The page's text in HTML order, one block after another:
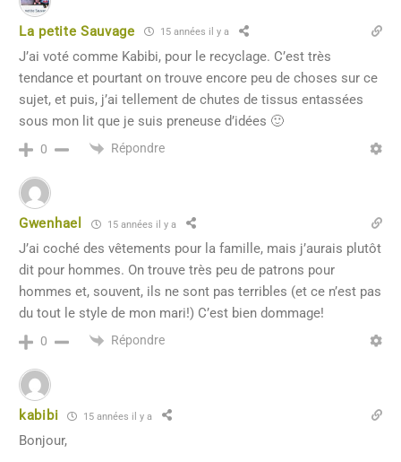
La petite Sauvage 15 années il y a
J’ai voté comme Kabibi, pour le recyclage. C’est très
tendance et pourtant on trouve encore peu de choses sur ce
sujet, et puis, j’ai tellement de chutes de tissus entassées
sous mon lit que je suis preneuse d’idées 🙂
0 Répondre
Gwenhael 15 années il y a
J’ai coché des vêtements pour la famille, mais j’aurais plutôt
dit pour hommes. On trouve très peu de patrons pour
hommes et, souvent, ils ne sont pas terribles (et ce n’est pas
du tout le style de mon mari!) C’est bien dommage!
0 Répondre
kabibi 15 années il y a
Bonjour,